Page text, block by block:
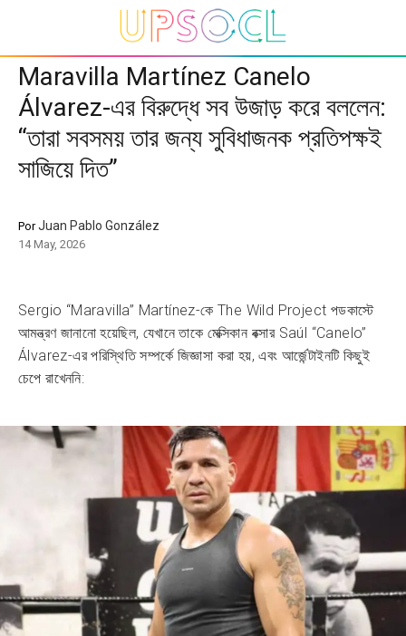
Maravilla Martínez Canelo
Álvarez-এর বিরুদ্ধে সব উজাড় করে বললেন:
“তারা সবসময় তার জন্য সুবিধাজনক প্রতিপক্ষই
সাজিয়ে দিত”
PorJuan Pablo González
14 May, 2026
Sergio “Maravilla” Martínez-কে The Wild Project পডকাস্টে
আমন্ত্রণ জানানো হয়েছিল, যেখানে তাকে মেক্সিকান বক্সার Saúl “Canelo”
Álvarez-এর পরিস্থিতি সম্পর্কে জিজ্ঞাসা করা হয়, এবং আর্জেন্টাইনটি কিছুই
চেপে রাখেননি: